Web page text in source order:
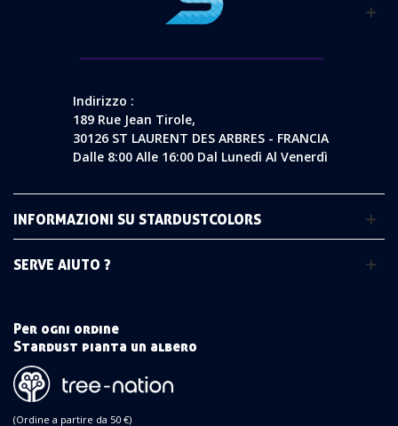
Indirizzo :
189 Rue Jean Tirole,
30126 ST LAURENT DES ARBRES - FRANCIA
Dalle 8:00 Alle 16:00 Dal Lunedì Al Venerdì
INFORMAZIONI SU STARDUSTCOLORS
SERVE AIUTO ?
Per ogni ordine
Stardust pianta un albero
(Ordine a partire da 50 €)